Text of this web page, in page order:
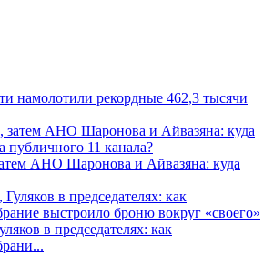
намолотили рекордные 462,3 тысячи
АНО Шаронова и Айвазяна: куда
в председателях: как